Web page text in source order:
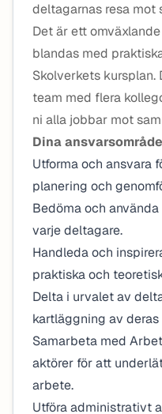
deltagarnas resa
Det är ett
blandas med
Skolverkets kursplan.
team med flera
ni alla jobbar mot
Dina
Utforma och ansvara
planering och
Bedöma och
varje deltagare.
Handleda och
praktiska och
Delta i urvalet av
kartläggning av
Samarbeta med
aktörer för att
arbete.
Utföra administrativt